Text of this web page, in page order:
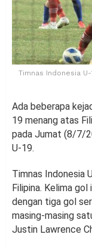
Timnas Indonesia
Ada beberapa
19 menang atas
pada Jumat (8/7/
U-19.
Timnas Indonesia
Filipina. Kelima
dengan tiga gol
masing-masing
Justin Lawrence